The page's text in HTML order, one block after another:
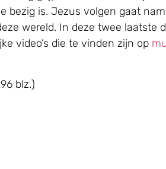
is. Jezus volgen gaat
wereld. In deze twee
video’s die te vinden zijn op
blz.)